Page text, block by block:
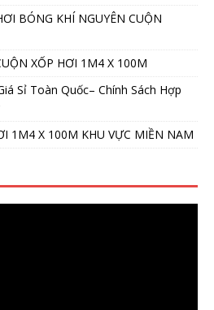
BÓNG KHÍ NGUYÊN CUỘN
XỐP HƠI 1M4 X 100M
Sỉ Toàn Quốc– Chính Sách Hợp
1M4 X 100M KHU VỰC MIỀN NAM